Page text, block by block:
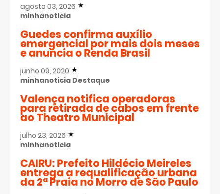
agosto 03, 2026
minhanoticia
Guedes confirma auxílio
emergencial por mais dois meses
e anuncia o Renda Brasil
junho 09, 2020
minhanoticia Destaque
Valença notifica operadoras
para retirada de cabos em frente
ao Theatro Municipal
julho 23, 2026
minhanoticia
CAIRU: Prefeito Hildécio Meireles
entrega a requalificação urbana
da 2ª Praia no Morro de São Paulo